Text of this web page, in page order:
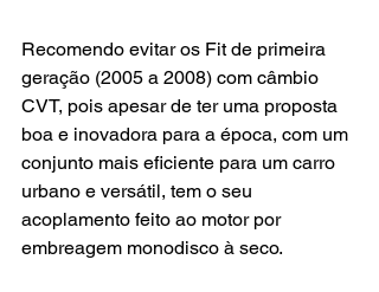
Recomendo evitar os Fit de primeira
geração (2005 a 2008) com câmbio
CVT, pois apesar de ter uma proposta
boa e inovadora para a época, com um
conjunto mais eficiente para um carro
urbano e versátil, tem o seu
acoplamento feito ao motor por
embreagem monodisco à seco.